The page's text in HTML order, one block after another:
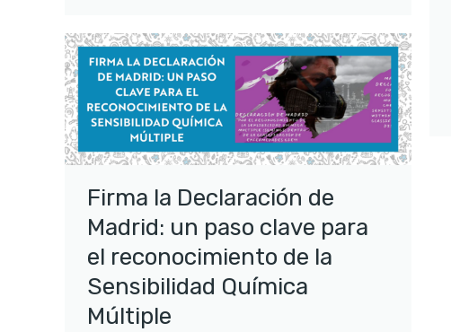
Firma la Declaración de
Madrid: un paso clave para
el reconocimiento de la
Sensibilidad Química
Múltiple